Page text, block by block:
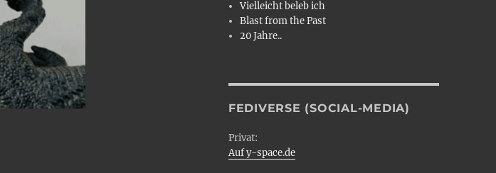
Vielleicht beleb ich
Blast from the Past
20 Jahre..
FEDIVERSE (SOCIAL-MEDIA)
Privat:
Auf y-space.de